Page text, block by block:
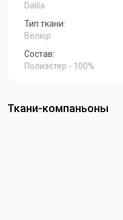
Dalila
Тип ткани:
Велюр
Состав:
Полиэстер - 100%
Ткани-компаньоны